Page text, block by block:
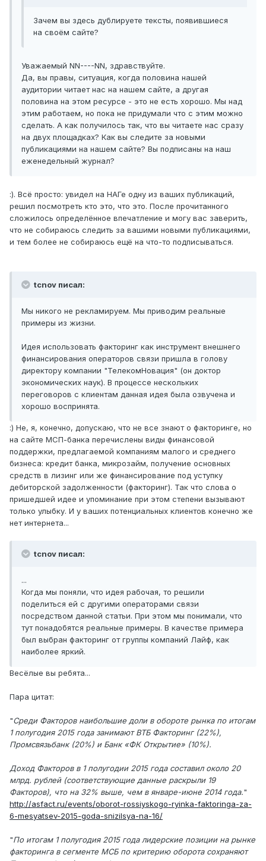
Зачем вы здесь дублируете тексты, появившиеся
на своём сайте?
Уважаемый NN----NN, здравствуйте.
Да, вы правы, ситуация, когда половина нашей
аудитории читает нас на нашем сайте, а другая
половина на этом ресурсе - это не есть хорошо. Мы над
этим работаем, но пока не придумали что с этим можно
сделать. А как получилось так, что вы читаете нас сразу
на двух площадках? Как вы следите за новыми
публикациями на нашем сайте? Вы подписаны на наш
еженедельный журнал?
:). Всё просто: увидел на НАГе одну из ваших публикаций,
решил посмотреть кто это, что это. После прочитанного
сложилось определённое впечатление и могу вас заверить,
что не собираюсь следить за вашими новыми публикациями,
и тем более не собираюсь ещё на что-то подписываться.
tcnov писал:
Мы никого не рекламируем. Мы приводим реальные
примеры из жизни.
Идея использовать факторинг как инструмент внешнего
финансирования операторов связи пришла в голову
директору компании "ТелекомНовация" (он доктор
экономических наук). В процессе нескольких
переговоров с клиентам данная идея была озвучена и
хорошо воспринята.
:) Не, я, конечно, допускаю, что не все знают о факторинге, но
на сайте МСП-банка перечислены виды финансовой
поддержки, предлагаемой компаниям малого и среднего
бизнеса: кредит банка, микрозайм, получение основных
средств в лизинг или же финансирование под уступку
дебиторской задолженности (факторинг). Так что слова о
пришедшей идее и упоминание при этом степени вызывают
только улыбку. И у ваших потенциальных клиентов конечно же
нет интернета...
tcnov писал:
...
Когда мы поняли, что идея рабочая, то решили
поделиться ей с другими операторами связи
посредством данной статьи. При этом мы понимали, что
тут понадобятся реальные примеры. В качестве примера
был выбран факторинг от группы компаний Лайф, как
наиболее яркий.
Весёлые вы ребята...
Пара цитат:
"Среди Факторов наибольшие доли в обороте рынка по итогам
1 полугодия 2015 года занимают ВТБ Факторинг (22%),
Промсвязьбанк (20%) и Банк «ФК Открытие» (10%).
Доход Факторов в 1 полугодии 2015 года составил около 20
млрд. рублей (соответствующие данные раскрыли 19
Факторов), что на 32% выше, чем в январе-июне 2014 года."
http://asfact.ru/events/oborot-rossiyskogo-ryinka-faktoringa-za-
6-mesyatsev-2015-goda-snizilsya-na-16/
"По итогам 1 полугодия 2015 года лидерские позиции на рынке
факторинга в сегменте МСБ по критерию оборота сохраняют